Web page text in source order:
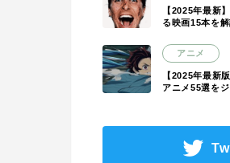
【2025年最新
る映画15本を解
アニメ
【2025年最新
アニメ55選を